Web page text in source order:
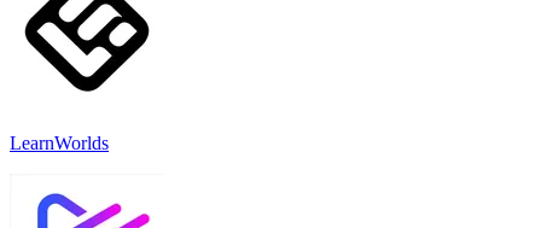
LearnWorlds